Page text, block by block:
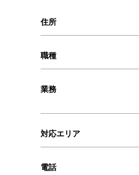
住所
職種
業務
対応エリア
電話